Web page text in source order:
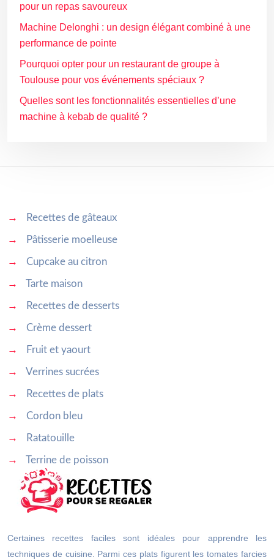
pour un repas savoureux
Machine Delonghi : un design élégant combiné à une
performance de pointe
Pourquoi opter pour un restaurant de groupe à
Toulouse pour vos événements spéciaux ?
Quelles sont les fonctionnalités essentielles d’une
machine à kebab de qualité ?
→ Recettes de gâteaux
→ Pâtisserie moelleuse
→ Cupcake au citron
→ Tarte maison
→ Recettes de desserts
→ Crème dessert
→ Fruit et yaourt
→ Verrines sucrées
→ Recettes de plats
→ Cordon bleu
→ Ratatouille
→ Terrine de poisson
Certaines recettes faciles sont idéales pour apprendre les
techniques de cuisine. Parmi ces plats figurent les tomates farcies